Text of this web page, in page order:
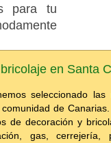
para tu
en Santa
seleccionado
de
de decoración y
gas, cerrejería,